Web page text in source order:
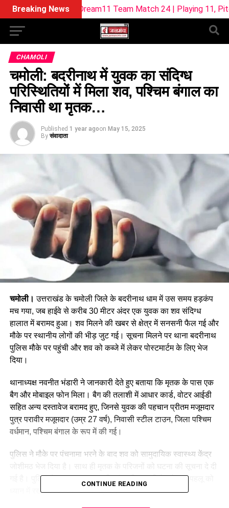
Breaking News
W Dream11 Team Match 24 | Playing 11, Pitch Report &
CHAMOLI
चमोली: बदरीनाथ में युवक का संदिग्ध
परिस्थितियों में मिला शव, पश्चिम बंगाल का
निवासी था मृतक…
Published 1 year agoon May 15, 2025
By संवादाता
चमोली।उत्तराखंड के चमोली जिले के बदरीनाथ धाम में उस समय हड़कंप
मच गया, जब हाईवे से करीब 30 मीटर अंदर एक युवक का शव संदिग्ध
हालात में बरामद हुआ। शव मिलने की खबर से क्षेत्र में सनसनी फैल गई और
मौके पर स्थानीय लोगों की भीड़ जुट गई। सूचना मिलने पर थाना बदरीनाथ
पुलिस मौके पर पहुंची और शव को कब्जे में लेकर पोस्टमार्टम के लिए भेज
दिया।
थानाध्यक्ष नवनीत भंडारी ने जानकारी देते हुए बताया कि मृतक के पास एक
बैग और मोबाइल फोन मिला। बैग की तलाशी में आधार कार्ड, वोटर आईडी
सहित अन्य दस्तावेज बरामद हुए, जिनसे युवक की पहचान प्रीतम मजूमदार
पुत्र परावीर मजूमदार (उम्र 27 वर्ष), निवासी स्टील टाउन, जिला पश्चिम
वर्धमान, पश्चिम बंगाल के रूप में की गई।
पुलिस ने मौके पर पंचनामा भरने के बाद शव को सामुदायिक स्वास्थ्य केंद्र
गई है। पुलिस के अनुसार, घटना की जांच की जा रही है, और हर पहलू को
ध्यान में रखकर विवेचना की जा रही है।
CONTINUE READING